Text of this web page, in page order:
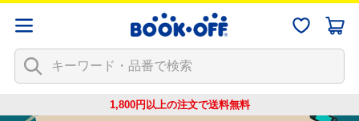
1,800円以上の注文で送料無料